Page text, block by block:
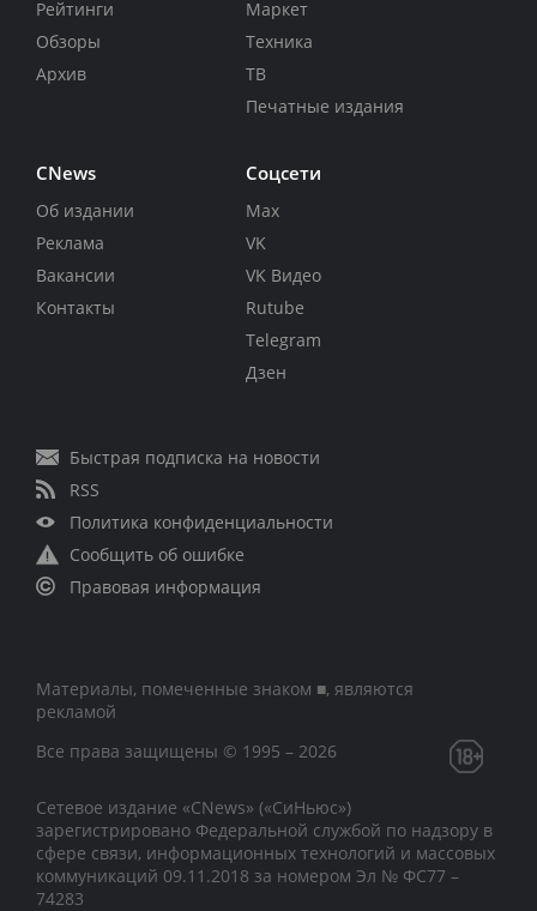
Рейтинги
Обзоры
Архив
Маркет
Техника
ТВ
Печатные издания
CNews
Об издании
Реклама
Вакансии
Контакты
Соцсети
Max
VK
VK Видео
Rutube
Telegram
Дзен
Быстрая подписка на новости
RSS
Политика конфиденциальности
Сообщить об ошибке
Правовая информация
Материалы, помеченные знаком ■, являются
рекламой
Все права защищены © 1995 – 2026
Сетевое издание «CNews» («СиНьюс»)
зарегистрировано Федеральной службой по надзору в
сфере связи, информационных технологий и массовых
коммуникаций 09.11.2018 за номером Эл № ФС77 –
74283